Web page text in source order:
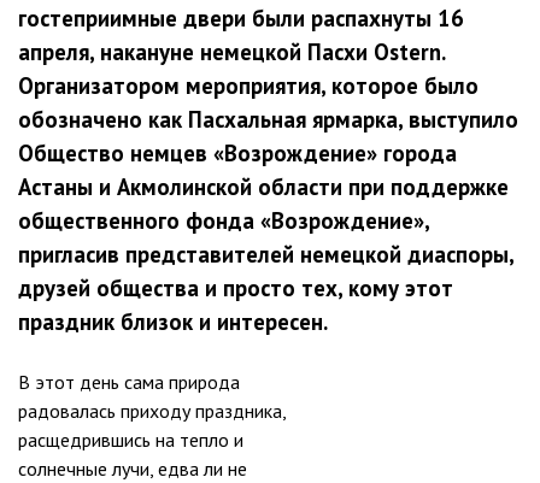
гостеприимные двери были распахнуты 16
апреля, накануне немецкой Пасхи Ostern.
Организатором мероприятия, которое было
обозначено как Пасхальная ярмарка, выступило
Общество немцев «Возрождение» города
Астаны и Акмолинской области при поддержке
общественного фонда «Возрождение»,
пригласив представителей немецкой диаспоры,
друзей общества и просто тех, кому этот
праздник близок и интересен.
В этот день сама природа
радовалась приходу праздника,
расщедрившись на тепло и
солнечные лучи, едва ли не